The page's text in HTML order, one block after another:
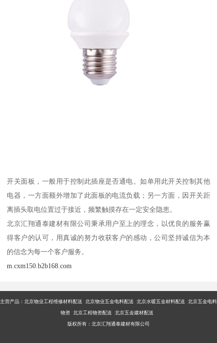
开关面板，一般用于控制此插座是否通电。如单用此开关控制其他
电器，一方面额外增加了此面板的电流负载；另一方面，因开关距
离插头取电位置过于接近，频繁触摸存在一定安全隐患。
北京汇翔通泰建材有限公司秉承用户至上的理念，以优良的服务赢
得客户的认可，用真诚的努力收获客户的感动，公司坚持诚信为本
的信念为每一个客户服务。
m.cxm150.b2b168.com
主营产品： 北京物业工程维修材料配送 北京物业五金电料配送 北京水暖五金材料配送 北京五金电料
物资 北京工程物资配送 北京五金建材配送
版权所有：北京汇翔通泰建材有限公司